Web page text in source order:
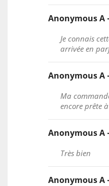
Anonymous A
Je connais
arrivée en
Anonymous A
Ma
encore prête
Anonymous A
Très bien
Anonymous A